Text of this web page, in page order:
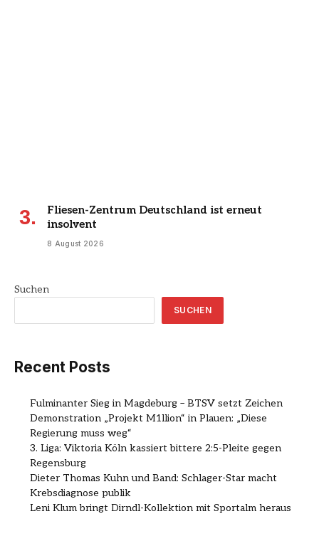
Fliesen-Zentrum Deutschland ist erneut
insolvent
8 August 2026
Suchen
SUCHEN
Recent Posts
Fulminanter Sieg in Magdeburg – BTSV setzt Zeichen
Demonstration „Projekt M1llion“ in Plauen: „Diese
Regierung muss weg“
3. Liga: Viktoria Köln kassiert bittere 2:5-Pleite gegen
Regensburg
Dieter Thomas Kuhn und Band: Schlager-Star macht
Krebsdiagnose publik
Leni Klum bringt Dirndl-Kollektion mit Sportalm heraus